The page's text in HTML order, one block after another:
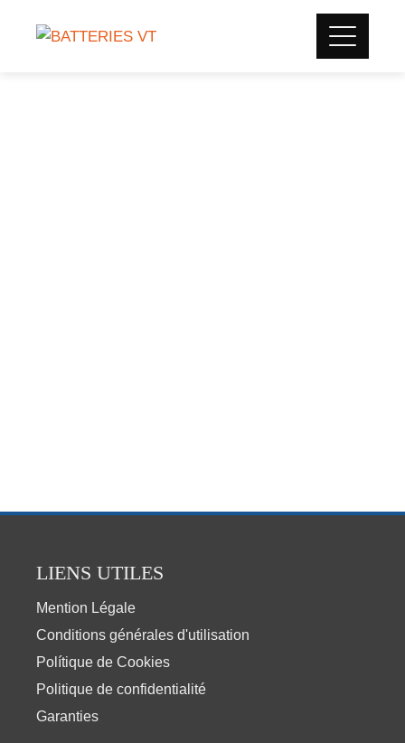
LIENS UTILES
Mention Légale
Conditions générales d'utilisation
Polítique de Cookies
Politique de confidentialité
Garanties